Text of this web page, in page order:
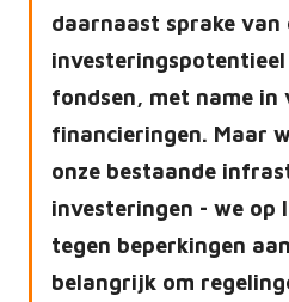
daarnaast sprake van
fondsen, met name in
financieringen. Maar
onze bestaande
investeringen - we op
tegen beperkingen
belangrijk om